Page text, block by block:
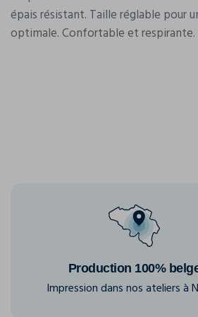
épais résistant. Taille réglable pour
optimale. Confortable et respirante.
Production 100%
Impression dans nos ateliers à